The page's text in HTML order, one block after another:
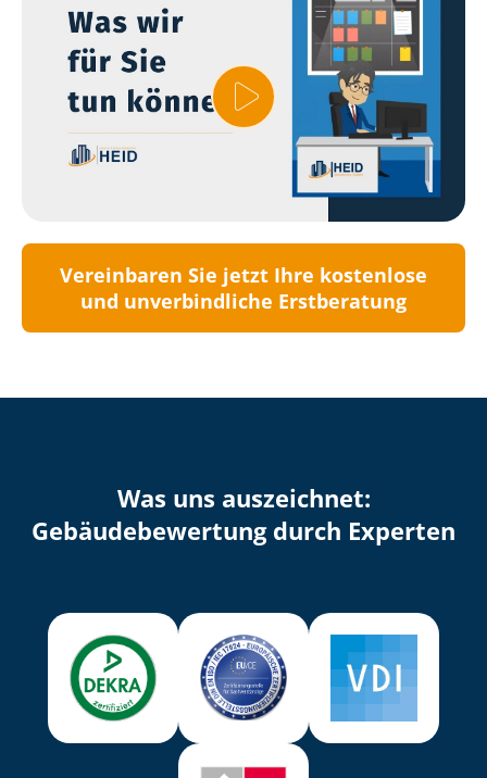
Vereinbaren Sie jetzt Ihre kostenlose
und unverbindliche Erstberatung
Was uns auszeichnet:
Ge­bäu­de­be­wer­tung durch Experten